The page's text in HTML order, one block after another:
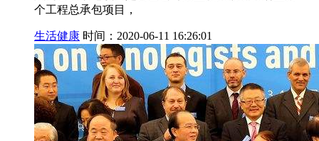
个工程总承包项目，
生活健康 时间：2020-06-11 16:26:01